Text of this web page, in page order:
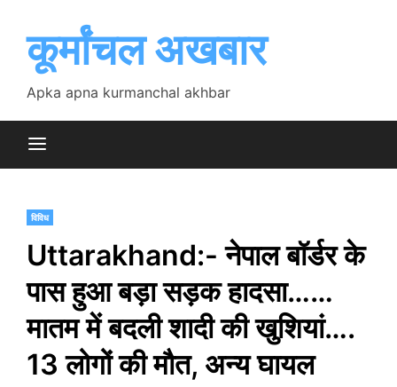
contentकूर्मांचल अखबार
Apka apna kurmanchal akhbar
विविध
Uttarakhand:- नेपाल बॉर्डर के
पास हुआ बड़ा सड़क हादसा……
मातम में बदली शादी की खुशियां….
13 लोगों की मौत, अन्य घायल